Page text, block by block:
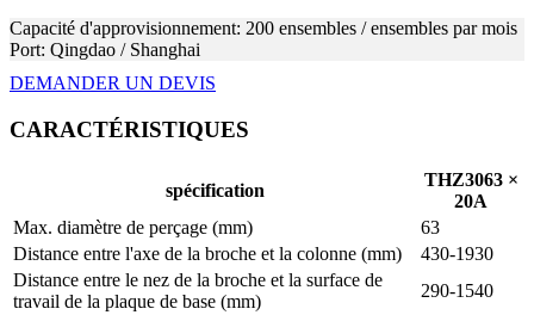
Capacité d'approvisionnement: 200 ensembles / ensembles par mois
Port: Qingdao / Shanghai
DEMANDER UN DEVIS
CARACTÉRISTIQUES
spécification
THZ3063 ×
20A
Max. diamètre de perçage (mm)
63
Distance entre l'axe de la broche et la colonne (mm)
430-1930
Distance entre le nez de la broche et la surface de
travail de la plaque de base (mm)
290-1540